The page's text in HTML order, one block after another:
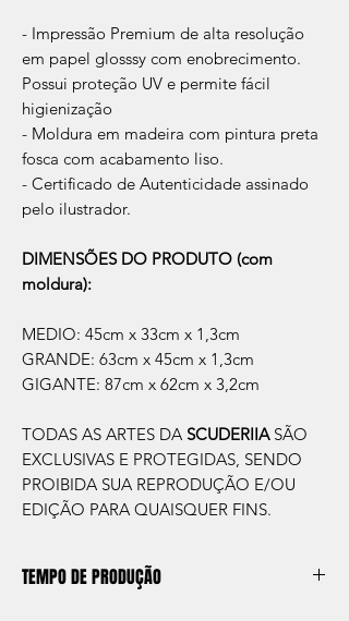
- Impressão Premium de alta resolução
em papel glosssy com enobrecimento.
Possui proteção UV e permite fácil
higienização
- Moldura em madeira com pintura preta
fosca com acabamento liso.
- Certificado de Autenticidade assinado
pelo ilustrador.
DIMENSÕES DO PRODUTO (com
moldura):
MEDIO: 45cm x 33cm x 1,3cm
GRANDE: 63cm x 45cm x 1,3cm
GIGANTE: 87cm x 62cm x 3,2cm
TODAS AS ARTES DA SCUDERIIA SÃO
EXCLUSIVAS E PROTEGIDAS, SENDO
PROIBIDA SUA REPRODUÇÃO E/OU
EDIÇÃO PARA QUAISQUER FINS.
TEMPO DE PRODUÇÃO